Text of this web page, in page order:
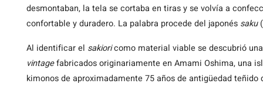
desmontaban, la tela se cortaba en tiras y se volvía a
confortable y duradero. La palabra procede del japonés saku
Al identificar el sakioricomo material viable se descubrió
vintagefabricados originariamente en Amami Oshima, una
kimonos de aproximadamente 75 años de antigüedad